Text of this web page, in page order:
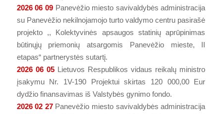
2026 06 09 Panevėžio miesto savivaldybės administracija
su Panevėžio nekilnojamojo turto valdymo centru pasirašė
projekto ,, Kolektyvinės apsaugos statinių aprūpinimas
būtinųjų priemonių atsargomis Panevėžio mieste, II
etapas“ partnerystės sutartį.
2026 06 05Lietuvos Respublikos vidaus reikalų ministro
įsakymu Nr. 1V-190 Projektui skirtas 120 000,00 Eur
dydžio finansavimas iš Valstybės gynimo fondo.
2026 02 27Panevėžio miesto savivaldybės administracija